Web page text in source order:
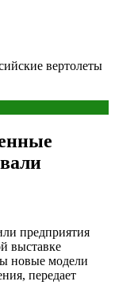
вертолеты
предприятия
выставке
новые модели
передает